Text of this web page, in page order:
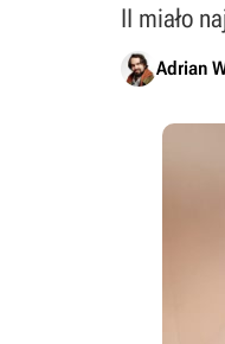
II miało
Adrian